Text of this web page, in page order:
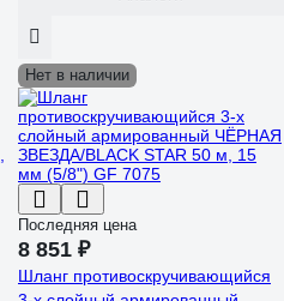
Нет в наличии
Последняя цена
8 851 ₽
Шланг противоскручивающийся